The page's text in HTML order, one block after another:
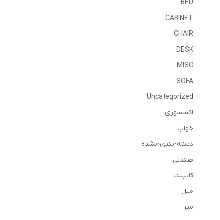
BED
CABINET
CHAIR
DESK
MISC
SOFA
Uncategorized
اکسسوری
خواب
دسته-بندی-نشده
صندلی
کابینت
مبل
میز